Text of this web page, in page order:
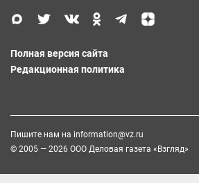
Полная версия сайта
Редакционная политика
Пишите нам на information@vz.ru
© 2005 — 2026 ООО Деловая газета «Взгляд»